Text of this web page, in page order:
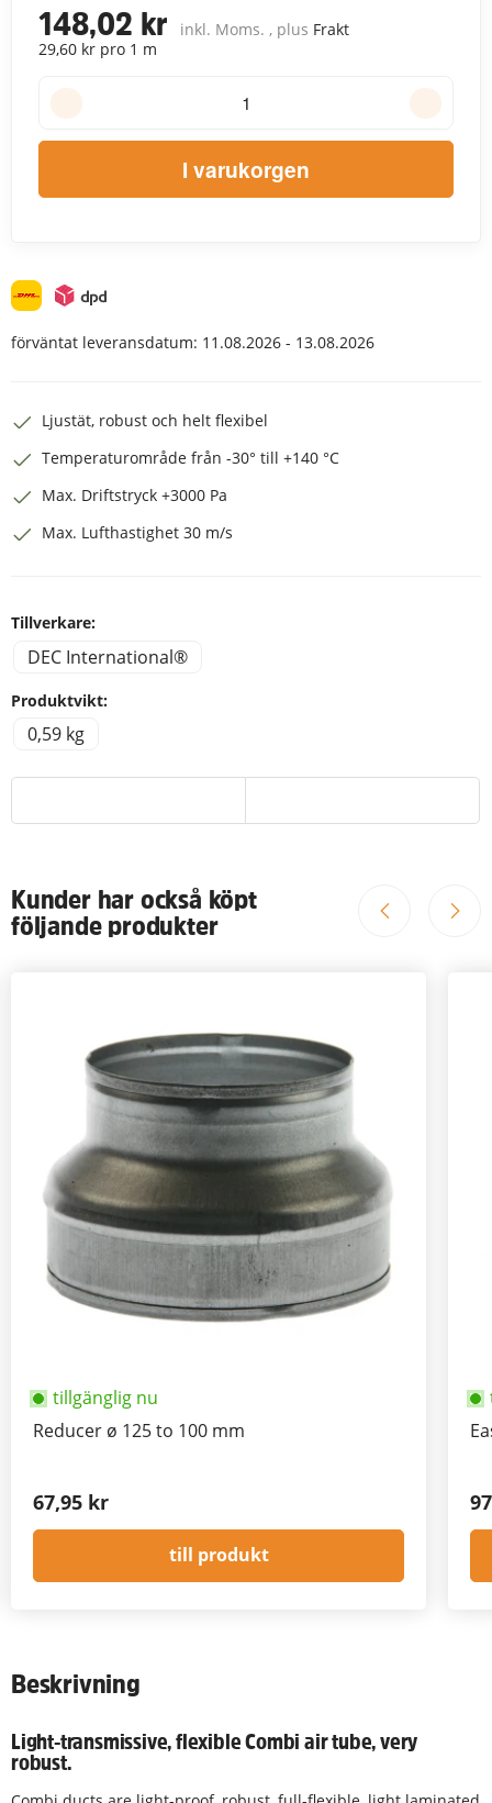
148,02 kr inkl. Moms. , plus Frakt
29,60 kr pro 1 m
I varukorgen
förväntat leveransdatum: 11.08.2026 - 13.08.2026
Ljustät, robust och helt flexibel
Temperaturområde från -30° till +140 °C
Max. Driftstryck +3000 Pa
Max. Lufthastighet 30 m/s
Tillverkare:
DEC International®
Produktvikt:
0,59 kg
Kunder har också köpt
följande produkter
tillgänglig nu
Reducer ø 125 to 100 mm
67,95 kr
till produkt
Beskrivning
Light-transmissive, flexible Combi air tube, very
robust.